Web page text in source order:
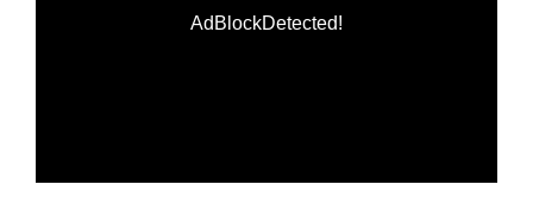
AdBlockDetected!